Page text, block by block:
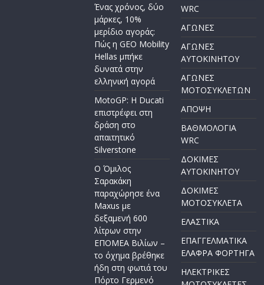
Ένας χρόνος, δύο
μάρκες, 10%
μερίδιο αγοράς:
Πώς η GEO Mobility
Hellas μπήκε
δυνατά στην
ελληνική αγορά
MotoGP: Η Ducati
επιστρέφει στη
δράση στο
απαιτητικό
Silverstone
Ο Όμιλος
Σαρακάκη
παραχώρησε ένα
Maxus με
δεξαμενή 600
λίτρων στην
ΕΠΟΜΕΑ Βιλίων –
το όχημα βρέθηκε
ήδη στη φωτιά του
Πόρτο Γερμενό
WRC
ΑΓΩΝΕΣ
ΑΓΩΝΕΣ
AYTOKINHTOY
ΑΓΩΝΕΣ
ΜΟΤΟΣΥΚΛΕΤΩΝ
ΑΠΟΨΗ
ΒΑΘΜΟΛΟΓΙΑ
WRC
ΔΟΚΙΜΕΣ
ΑΥΤΟΚΙΝΗΤΟΥ
ΔΟΚΙΜΕΣ
ΜΟΤΟΣΥΚΛΕΤΑ
ΕΛΑΣΤΙΚΑ
ΕΠΑΓΓΕΛΜΑΤΙΚΑ
ΕΛΑΦΡΑ ΦΟΡΤΗΓΑ
ΗΛΕΚΤΡΙΚΕΣ